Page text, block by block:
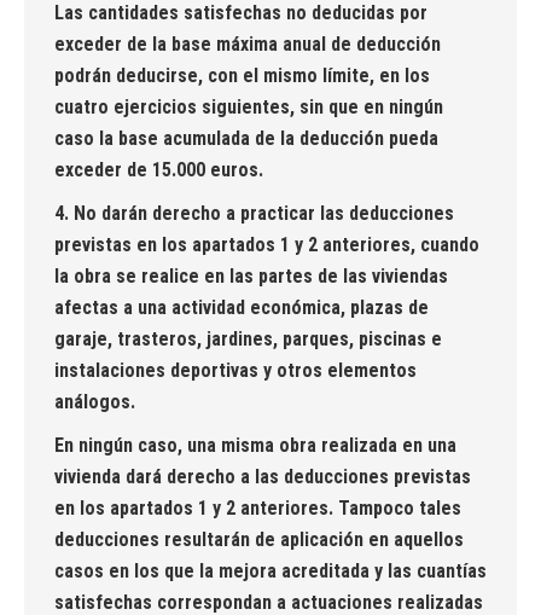
Las cantidades satisfechas no deducidas por
exceder de la base máxima anual de deducción
podrán deducirse, con el mismo límite, en los
cuatro ejercicios siguientes, sin que en ningún
caso la base acumulada de la deducción pueda
exceder de 15.000 euros.
4. No darán derecho a practicar las deducciones
previstas en los apartados 1 y 2 anteriores, cuando
la obra se realice en las partes de las viviendas
afectas a una actividad económica, plazas de
garaje, trasteros, jardines, parques, piscinas e
instalaciones deportivas y otros elementos
análogos.
En ningún caso, una misma obra realizada en una
vivienda dará derecho a las deducciones previstas
en los apartados 1 y 2 anteriores. Tampoco tales
deducciones resultarán de aplicación en aquellos
casos en los que la mejora acreditada y las cuantías
satisfechas correspondan a actuaciones realizadas